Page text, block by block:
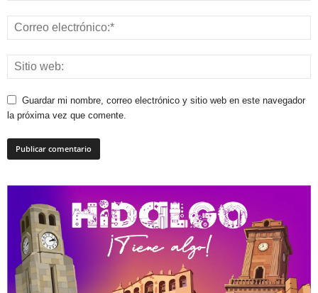
Guardar mi nombre, correo electrónico y sitio web en este navegador
la próxima vez que comente.